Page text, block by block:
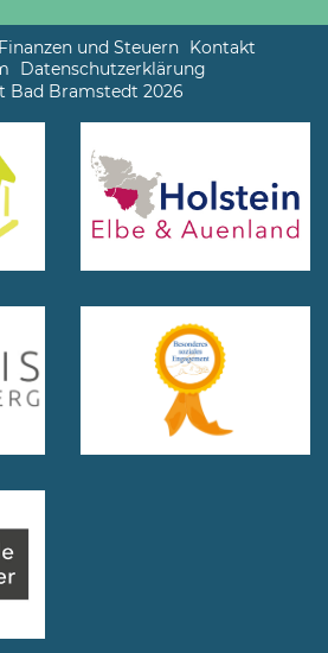
Finanzen und Steuern Kontakt
Datenschutzerklärung
Bad Bramstedt 2026